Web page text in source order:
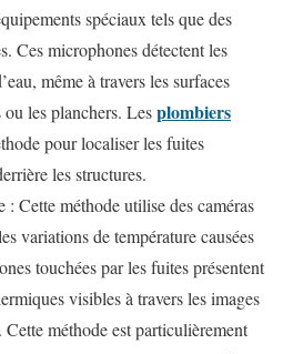
spéciaux tels que des
Ces microphones détectent les
même à travers les surfaces
les planchers. Lesplombiers
pour localiser les fuites
les structures.
Cette méthode utilise des caméras
variations de température causées
touchées par les fuites présentent
visibles à travers les images
Cette méthode est particulièrement